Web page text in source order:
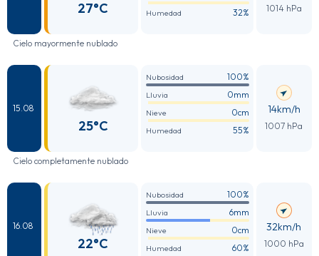
27°C Humedad 32% 1014 hPa
Cielo mayormente nublado
15.08
25°C
Nubosidad 100%
Lluvia 0mm
Nieve 0cm
Humedad 55%
14km/h
1007 hPa
Cielo completamente nublado
16.08
22°C
Nubosidad 100%
Lluvia 6mm
Nieve 0cm
Humedad 60%
32km/h
1000 hPa